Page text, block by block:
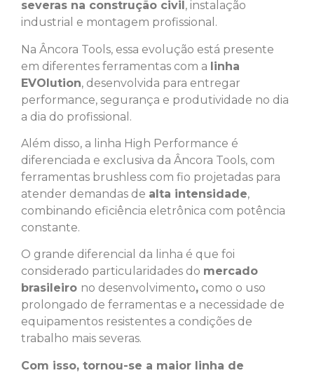
severas na construção civil , instalação
industrial e montagem profissional.
Na Âncora Tools, essa evolução está presente
em diferentes ferramentas com a linha
EVOlution, desenvolvida para entregar
performance, segurança e produtividade no dia
a dia do profissional.
Além disso, a linha High Performance é
diferenciada e exclusiva da Âncora Tools, com
ferramentas brushless com fio projetadas para
atender demandas de alta intensidade,
combinando eficiência eletrônica com potência
constante.
O grande diferencial da linha é que foi
considerado particularidades do mercado
brasileiro no desenvolvimento, como o uso
prolongado de ferramentas e a necessidade de
equipamentos resistentes a condições de
trabalho mais severas.
Com isso, tornou-se a maior linha de